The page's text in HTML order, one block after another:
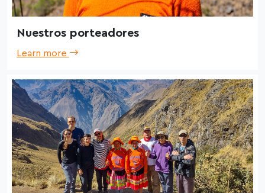
Nuestros porteadores
Learn more